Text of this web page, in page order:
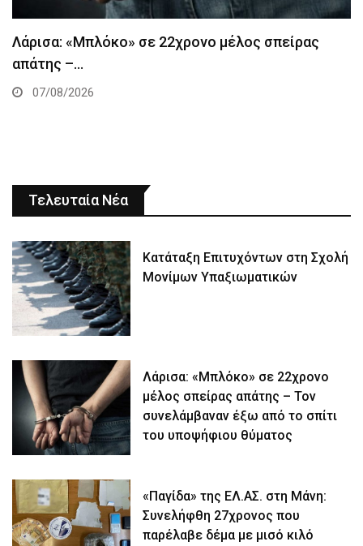
Λάρισα: «Μπλόκο» σε 22χρονο μέλος σπείρας
απάτης –…
07/08/2026
Τελευταία Νέα
Κατάταξη Επιτυχόντων στη Σχολή
Μονίμων Υπαξιωματικών
Λάρισα: «Μπλόκο» σε 22χρονο
μέλος σπείρας απάτης – Τον
συνελάμβαναν έξω από το σπίτι
του υποψήφιου θύματος
«Παγίδα» της ΕΛ.ΑΣ. στη Μάνη:
Συνελήφθη 27χρονος που
παρέλαβε δέμα με μισό κιλό